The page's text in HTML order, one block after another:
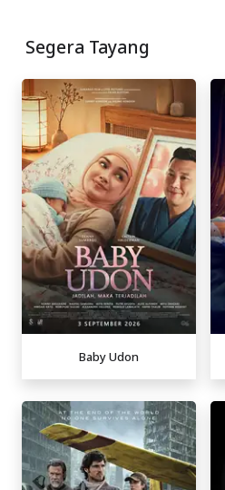
Segera Tayang
Baby Udon